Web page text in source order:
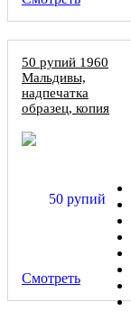
50 рупий 1960
Мальдивы,
надпечатка
образец, копия
Смотреть